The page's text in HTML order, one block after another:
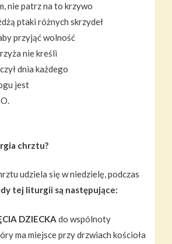
nie patrz na to krzywo
ptaki różnych skrzydeł
przyjąć wolność
nie kreśli
dnia każdego
jest
chrztu?
udziela się w niedzielę, podczas
tej liturgii są następujące:
DZIECKA do wspólnoty
ma miejsce przy drzwiach kościoła